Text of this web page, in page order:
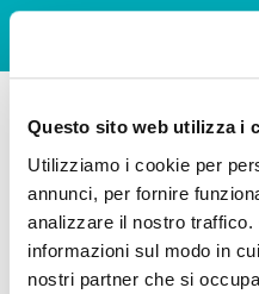
Questo sito web utilizza i
Utilizziamo i cookie per
annunci, per fornire
analizzare il nostro traffico.
informazioni sul modo in
nostri partner che si